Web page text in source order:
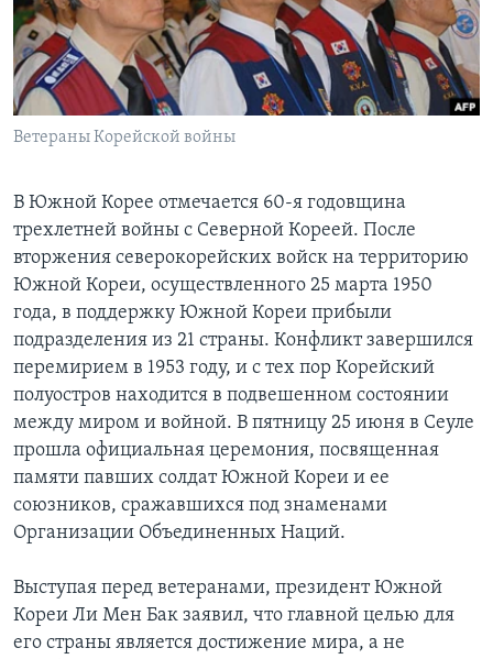
Learning English
СОЦИАЛЬНЫЕ СЕТИ
Языки
Ветераны Корейской войны
В Южной Корее отмечается 60-я годовщина
трехлетней войны с Северной Кореей. После
вторжения северокорейских войск на территорию
Южной Кореи, осуществленного 25 марта 1950
года, в поддержку Южной Кореи прибыли
подразделения из 21 страны. Конфликт завершился
перемирием в 1953 году, и с тех пор Корейский
полуостров находится в подвешенном состоянии
между миром и войной. В пятницу 25 июня в Сеуле
прошла официальная церемония, посвященная
памяти павших солдат Южной Кореи и ее
союзников, сражавшихся под знаменами
Организации Объединенных Наций.
Выступая перед ветеранами, президент Южной
Кореи Ли Мен Бак заявил, что главной целью для
его страны является достижение мира, а не